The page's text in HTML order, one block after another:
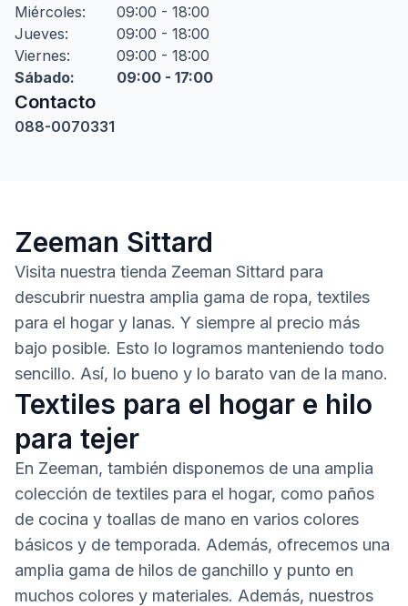
Miércoles:
09:00 - 18:00
Jueves:
09:00 - 18:00
Viernes:
09:00 - 18:00
Sábado: 09:00 - 17:00
Contacto
088-0070331
Zeeman Sittard
Visita nuestra tienda Zeeman Sittard para
descubrir nuestra amplia gama de ropa, textiles
para el hogar y lanas. Y siempre al precio más
bajo posible. Esto lo logramos manteniendo todo
sencillo. Así, lo bueno y lo barato van de la mano.
Textiles para el hogar e hilo
para tejer
En Zeeman, también disponemos de una amplia
colección de textiles para el hogar, como paños
de cocina y toallas de mano en varios colores
básicos y de temporada. Además, ofrecemos una
amplia gama de hilos de ganchillo y punto en
muchos colores y materiales. Además, nuestros